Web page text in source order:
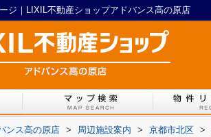
ジ｜LIXIL不動産ショップアドバンス高の原店
ンス高の原店 > 周辺施設案内 > 京都市北区 >